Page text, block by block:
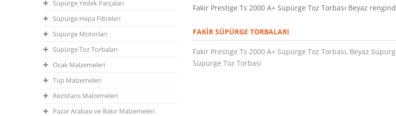
Süpürge Yedek Parçaları
Süpürge Hepa Filtreleri
Süpürge Motorları
Süpürge Toz Torbaları
Ocak Malzemeleri
Tüp Malzemeleri
Rezistans Malzemeleri
Pazar Arabası ve Bakır Malzemeleri
Fakir Prestige Ts 2000 A+ Süpürge Toz Torbası Beyaz
FAKIR SÜPÜRGE TORBALARI
Fakir Prestige Ts 2000 A+ Süpürge Toz Torbası, Beyaz
Süpürge Toz Torbası